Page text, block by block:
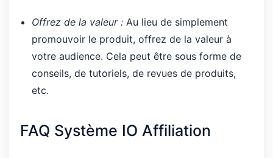
Offrez de la valeur : Au lieu de simplement
promouvoir le produit, offrez de la valeur à
votre audience. Cela peut être sous forme de
conseils, de tutoriels, de revues de produits,
etc.
FAQ Système IO Affiliation